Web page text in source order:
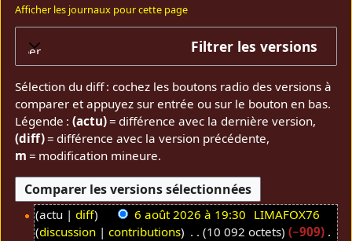
Afficher les journaux pour cette page
Filtrer les versions
Sélection du diff : cochez les boutons radio des versions à
comparer et appuyez sur entrée ou sur le bouton en bas.
Légende :(actu)= différence avec la dernière version,
(diff)= différence avec la version précédente,
m = modification mineure.
actu diff 6 août 2026 à 19:30 LIMAFOX76
discussion
contributions 10 092 octets −909